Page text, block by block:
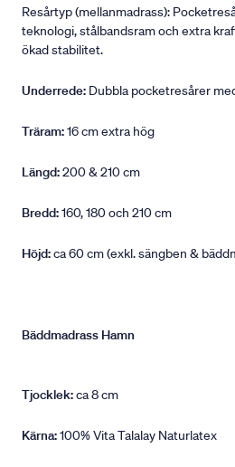
Resårtyp (mellanmadrass):
teknologi, stålbandsram och extra
ökad stabilitet.
Underrede: Dubbla pocketresårer
Träram:16 cm extra hög
Längd:200 & 210 cm
Bredd:160, 180 och 210 cm
Höjd:ca 60 cm (exkl. sängben &
Bäddmadrass Hamn
Tjocklek:ca 8 cm
Kärna:100% Vita Talalay Naturlatex